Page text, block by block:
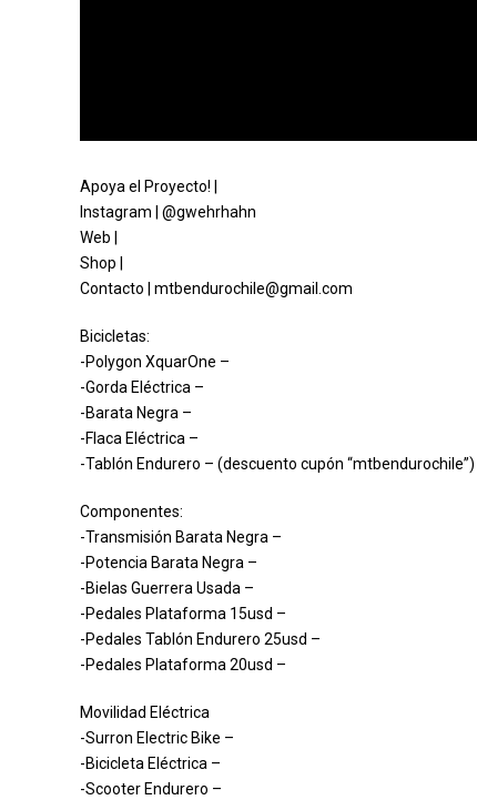
Apoya el Proyecto! |
Instagram | @gwehrhahn
Web |
Shop |
Contacto | mtbendurochile@gmail.com
Bicicletas:
-Polygon XquarOne –
-Gorda Eléctrica –
-Barata Negra –
-Flaca Eléctrica –
-Tablón Endurero – (descuento cupón “mtbendurochile”)
Componentes:
-Transmisión Barata Negra –
-Potencia Barata Negra –
-Bielas Guerrera Usada –
-Pedales Plataforma 15usd –
-Pedales Tablón Endurero 25usd –
-Pedales Plataforma 20usd –
Movilidad Eléctrica
-Surron Electric Bike –
-Bicicleta Eléctrica –
-Scooter Endurero –